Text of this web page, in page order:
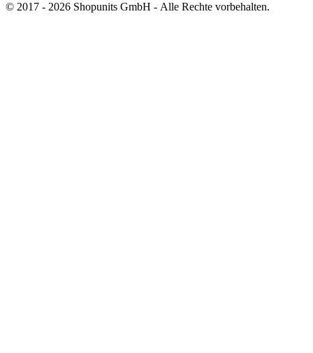
© 2017 - 2026 Shopunits GmbH - Alle Rechte vorbehalten.